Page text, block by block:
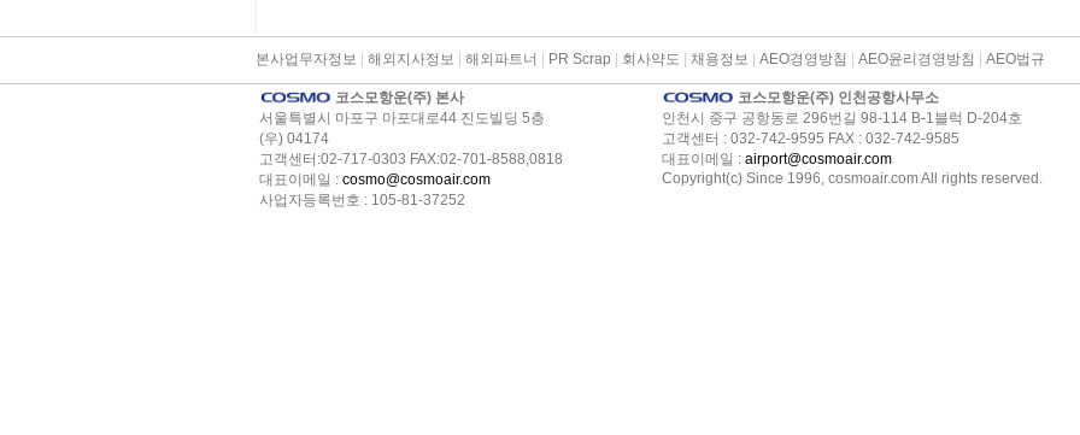
본사업무자정보 해외지사정보 해외파트너 PR Scrap 회사약도 채용정보 AEO경영방침 AEO윤리경영방침 AEO법규
코스모항운(주) 본사
서울특별시 마포구 마포대로44 진도빌딩 5층
(우) 04174
고객센터:02-717-0303 FAX:02-701-8588,0818
대표이메일 : cosmo@cosmoair.com
사업자등록번호 : 105-81-37252
코스모항운(주) 인천공항사무소
인천시 중구 공항동로 296번길 98-114 B-1블럭 D-204호
고객센터 : 032-742-9595 FAX : 032-742-9585
대표이메일 : airport@cosmoair.com
Copyright(c) Since 1996, cosmoair.com All rights reserved.